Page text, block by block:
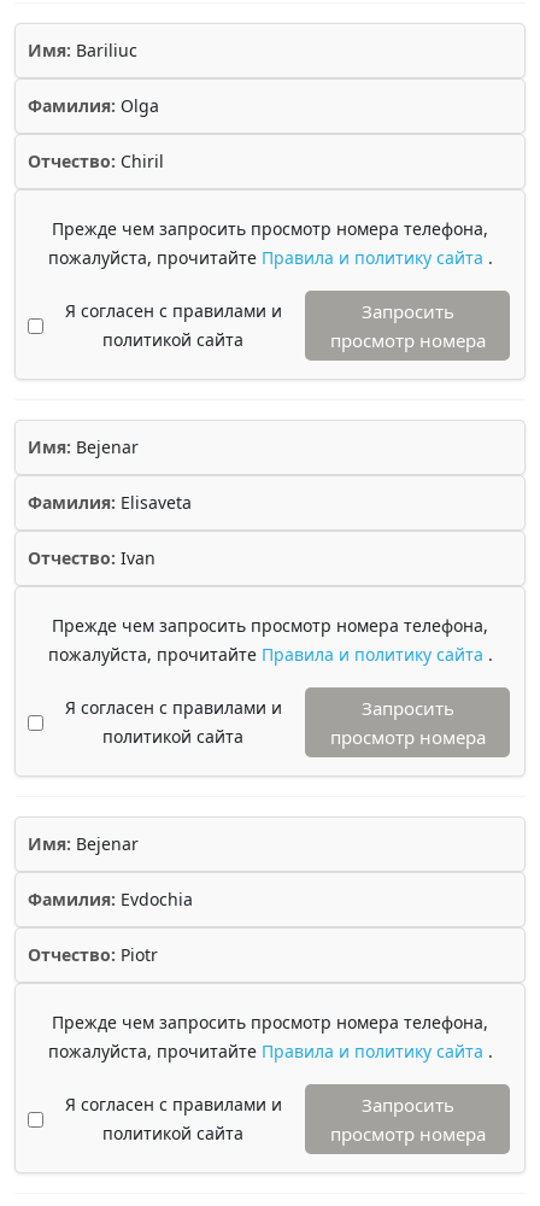
Имя: Bariliuc
Фамилия: Olga
Отчество: Chiril
Прежде чем запросить просмотр номера телефона,
пожалуйста, прочитайте Правила и политику сайта .
Я согласен с правилами и
политикой сайта
Запросить
просмотр номера
Имя: Bejenar
Фамилия: Elisaveta
Отчество: Ivan
Прежде чем запросить просмотр номера телефона,
пожалуйста, прочитайте Правила и политику сайта .
Я согласен с правилами и
политикой сайта
Запросить
просмотр номера
Имя: Bejenar
Фамилия: Evdochia
Отчество: Piotr
Прежде чем запросить просмотр номера телефона,
пожалуйста, прочитайте Правила и политику сайта .
Я согласен с правилами и
политикой сайта
Запросить
просмотр номера